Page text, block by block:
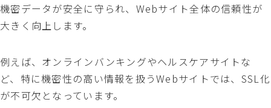
機密データが安全に守られ、Webサイト全体の信頼性が
大きく向上します。
例えば、オンラインバンキングやヘルスケアサイトな
ど、特に機密性の高い情報を扱うWebサイトでは、SSL化
が不可欠となっています。